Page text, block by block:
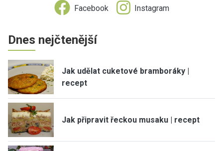
Facebook Instagram
Dnes nejčtenější
Jak udělat cuketové bramboráky |
recept
Jak připravit řeckou musaku | recept